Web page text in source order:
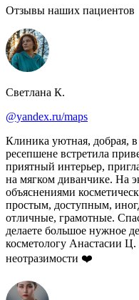
Отзывы наших пациентов
Светлана К.
@yandex.ru/maps
Клиника уютная, добрая,
ресепшене встретила
приятный интерьер,
на мягком диванчике. На
объяснениями
простым, доступным,
отличные, грамотные.
делаете большое нужное
косметологу Анастасии Ц.
неотразимости ❤️